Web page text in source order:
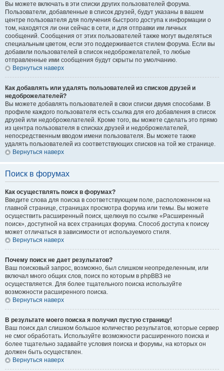
Вы можете включать в эти списки других пользователей форума.
Пользователи, добавленные в список друзей, будут указаны в вашем
центре пользователя для получения быстрого доступа к информации о
том, находятся ли они сейчас в сети, и для отправки им личных
сообщений. Сообщения от этих пользователей также могут выделяться
специальным цветом, если это поддерживается стилем форума. Если вы
добавили пользователей в список недоброжелателей, то любые
отправленные ими сообщения будут скрыты по умолчанию.
Вернуться наверх
Как добавлять или удалять пользователей из списков друзей и
недоброжелателей?
Вы можете добавлять пользователей в свои списки двумя способами. В
профиле каждого пользователя есть ссылка для его добавления в список
друзей или недоброжелателей. Кроме того, вы можете сделать это прямо
из центра пользователя в списках друзей и недоброжелателей,
непосредственным вводом имени пользователя. Вы можете также
удалять пользователей из соответствующих списков на той же странице.
Вернуться наверх
Поиск в форумах
Как осуществлять поиск в форумах?
Введите слова для поиска в соответствующем поле, расположенном на
главной странице, страницах просмотра форума или темы. Вы можете
осуществить расширенный поиск, щелкнув по ссылке «Расширенный
поиск», доступной на всех страницах форума. Способ доступа к поиску
может отличаться в зависимости от используемого стиля.
Вернуться наверх
Почему поиск не дает результатов?
Ваш поисковый запрос, возможно, был слишком неопределенным, или
включал много общих слов, поиск по которым в phpBB3 не
осуществляется. Для более тщательного поиска используйте
возможности расширенного поиска.
Вернуться наверх
В результате моего поиска я получил пустую страницу!
Ваш поиск дал слишком большое количество результатов, которые сервер
не смог обработать. Используйте возможности расширенного поиска и
более тщательно задавайте условия поиска и форумы, на которых он
должен быть осуществлен.
Вернуться наверх